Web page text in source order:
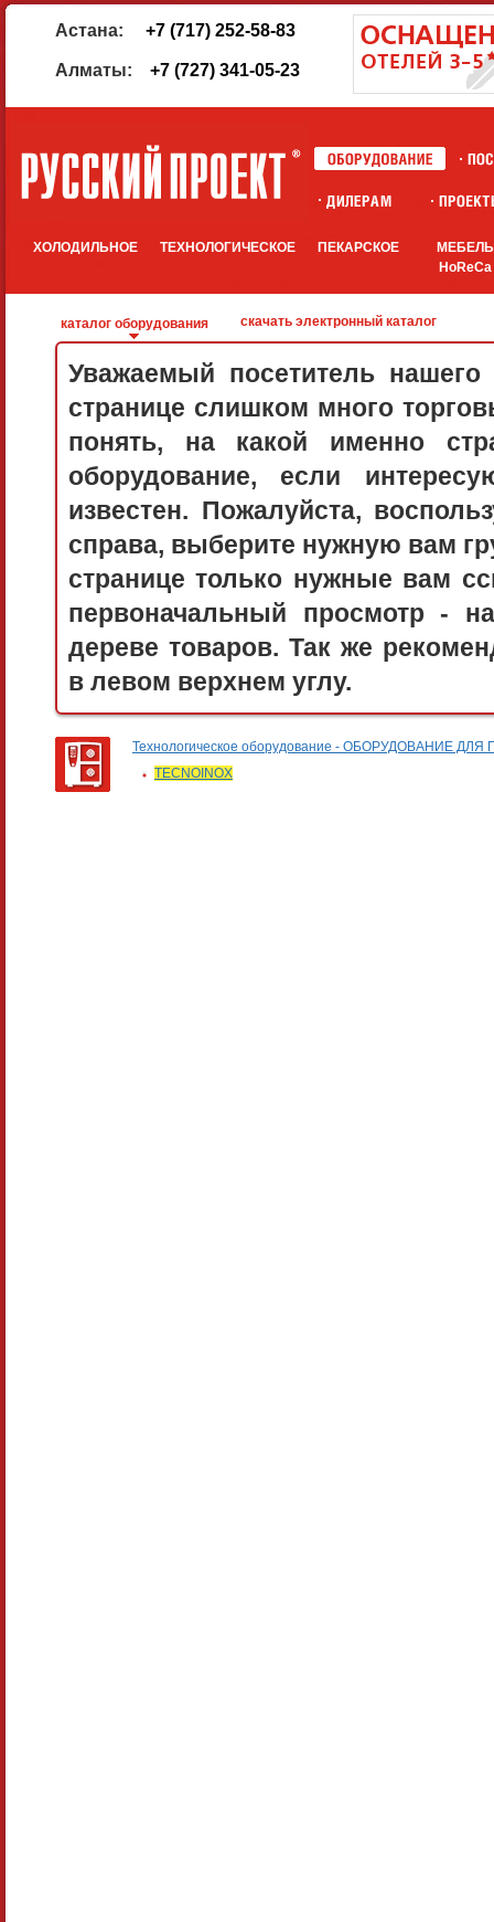
Астана: +7 (717) 252-58-83
Алматы: +7 (727) 341-05-23
ХОЛОДИЛЬНОЕ ТЕХНОЛОГИЧЕСКОЕ ПЕКАРСКОЕ
МЕБЕЛЬ
HoReCa
каталог оборудования скачать электронный каталог
Уважаемый посетитель
странице слишком много
понять, на какой именно
оборудование, если
известен. Пожалуйста,
справа, выберите нужную вам
странице только нужные вам
первоначальный просмотр -
дереве товаров. Так же
в левом верхнем углу.
Технологическое оборудование - ОБОРУДОВАНИЕ
TECNOINOX